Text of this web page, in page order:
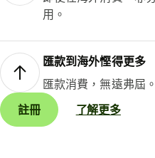
用。
匯款到海外慳得更多
匯款消費，無遠弗屆。
註冊
了解更多